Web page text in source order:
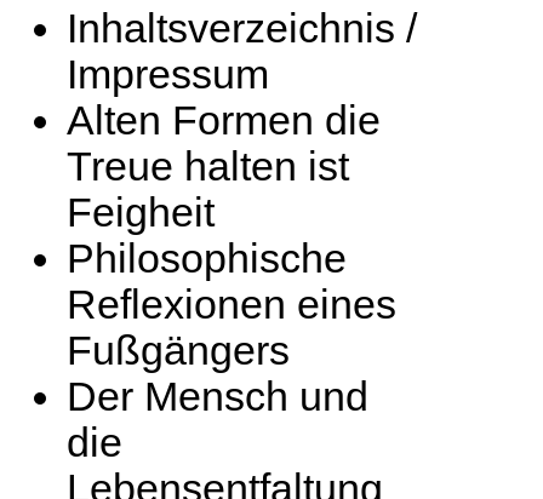
Inhaltsverzeichnis /
Impressum
Alten Formen die
Treue halten ist
Feigheit
Philosophische
Reflexionen eines
Fußgängers
Der Mensch und
die
Lebensentfaltung